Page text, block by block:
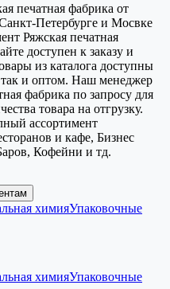
печатная фабрика от
Петербурге и Мосвке
Ряжская печатная
доступен к заказу и
из каталога доступны
так и оптом. Наш менеджер
фабрика по запросу для
товара на отгрузку.
ассортимент
и кафе, Бизнес
Кофейни и тд.
химияУпаковочные
химияУпаковочные